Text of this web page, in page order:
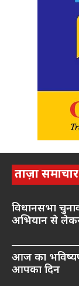
ताज़ा समाचार
विधानसभा
अभियान से लेकर
आज का
आपका दिन